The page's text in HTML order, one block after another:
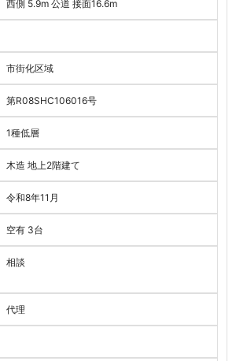
西側 5.9m 公道 接面16.6m
市街化区域
第R08SHC106016号
1種低層
木造 地上2階建て
令和8年11月
空有 3台
相談
代理